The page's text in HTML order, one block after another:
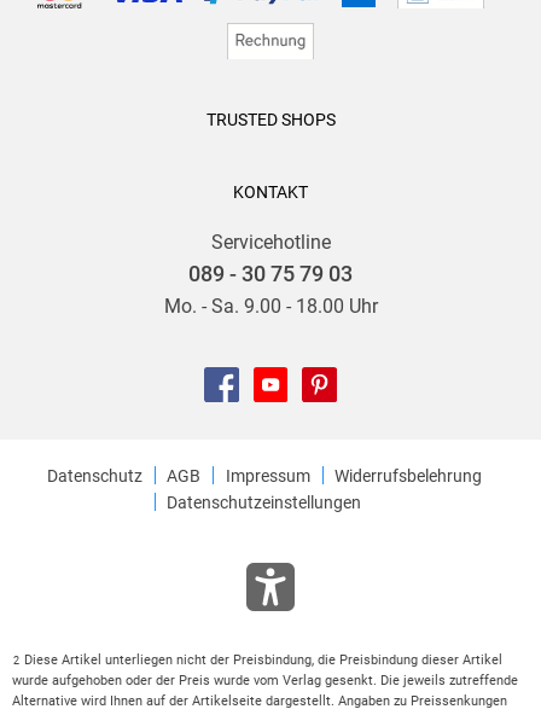
TRUSTED SHOPS
KONTAKT
Servicehotline
089 - 30 75 79 03
Mo. - Sa. 9.00 - 18.00 Uhr
Datenschutz AGB Impressum
Widerrufsbelehrung
Datenschutzeinstellungen
2 Diese Artikel unterliegen nicht der Preisbindung, die Preisbindung dieser Artikel
wurde aufgehoben oder der Preis wurde vom Verlag gesenkt. Die jeweils zutreffende
Alternative wird Ihnen auf der Artikelseite dargestellt. Angaben zu Preissenkungen